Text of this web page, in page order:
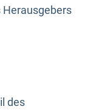
des